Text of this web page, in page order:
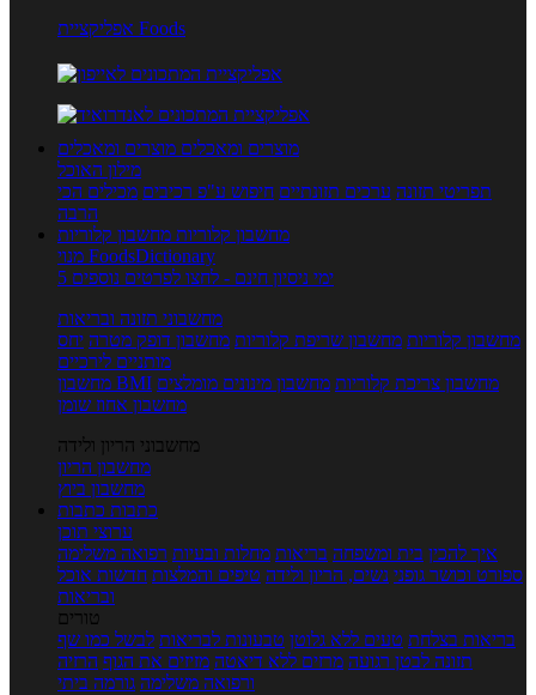
אפליקציית Foods
מוצרים ומאכלים מוצרים ומאכלים
מילון האוכל
תפריטי תזונה ערכים תזונתיים חיפוש ע"פ רכיבים מכילים הכי
הרבה
מחשבון קלוריות מחשבון קלוריות
מנוי FoodsDictionary
5 ימי ניסיון חינם - לחצו לפרטים נוספים
מחשבוני תזונה ובריאות
מחשבון קלוריות מחשבון שריפת קלוריות מחשבון דופק מטרה יחס
מותניים לירכיים
מחשבון BMI
מחשבון צריכת קלוריות מחשבון מינונים מומלצים
מחשבון אחוז שומן
מחשבוני הריון ולידה
מחשבון הריון
מחשבון ביוץ
כתבות כתבות
ערוצי תוכן
איך להכין בית ומשפחה בריאות מחלות ובעיות רפואה משלימה
ספורט וכושר גופני נשים, הריון ולידה טיפים והמלצות חדשות אוכל
ובריאות
טורים
בריאות בצלחת טעים ללא גלוטן טבעונות לבריאות לבשל כמו שף
תזונה לבטן רגועה מרזים ללא דיאטה מזיזים את הגוף הרזיה
ורפואה משלימה גורמה ביתי